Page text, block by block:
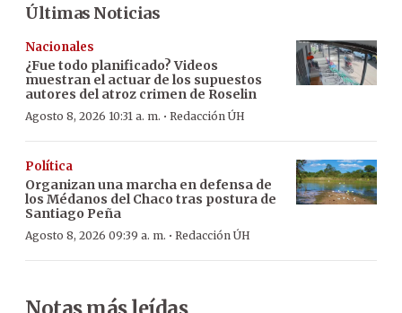
Últimas Noticias
Nacionales
¿Fue todo planificado? Videos
muestran el actuar de los supuestos
autores del atroz crimen de Roselin
Agosto 8, 2026 10:31 a. m. · Redacción ÚH
Política
Organizan una marcha en defensa de
los Médanos del Chaco tras postura de
Santiago Peña
Agosto 8, 2026 09:39 a. m. · Redacción ÚH